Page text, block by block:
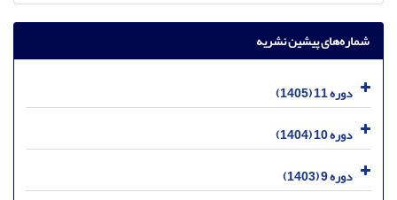
شماره‌های پیشین نشریه
دوره 11 (1405)
دوره 10 (1404)
دوره 9 (1403)